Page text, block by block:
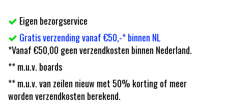
Eigen bezorgservice
Gratis verzending vanaf €50,-* binnen NL
*Vanaf €50,00 geen verzendkosten binnen Nederland.
** m.u.v. boards
** m.u.v. van zeilen nieuw met 50% korting of meer
worden verzendkosten berekend.